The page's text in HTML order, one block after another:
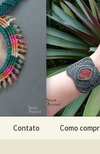
Contato Como